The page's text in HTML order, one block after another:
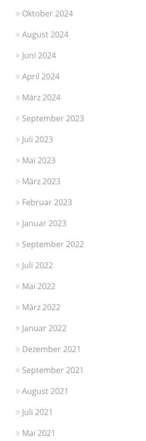
Oktober 2024
August 2024
Juni 2024
April 2024
März 2024
September 2023
Juli 2023
Mai 2023
März 2023
Februar 2023
Januar 2023
September 2022
Juli 2022
Mai 2022
März 2022
Januar 2022
Dezember 2021
September 2021
August 2021
Juli 2021
Mai 2021